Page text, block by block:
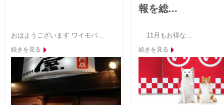
おはようございます ワイモバ...
続きを見る
報を総...
11月もお得な...
続きを見る